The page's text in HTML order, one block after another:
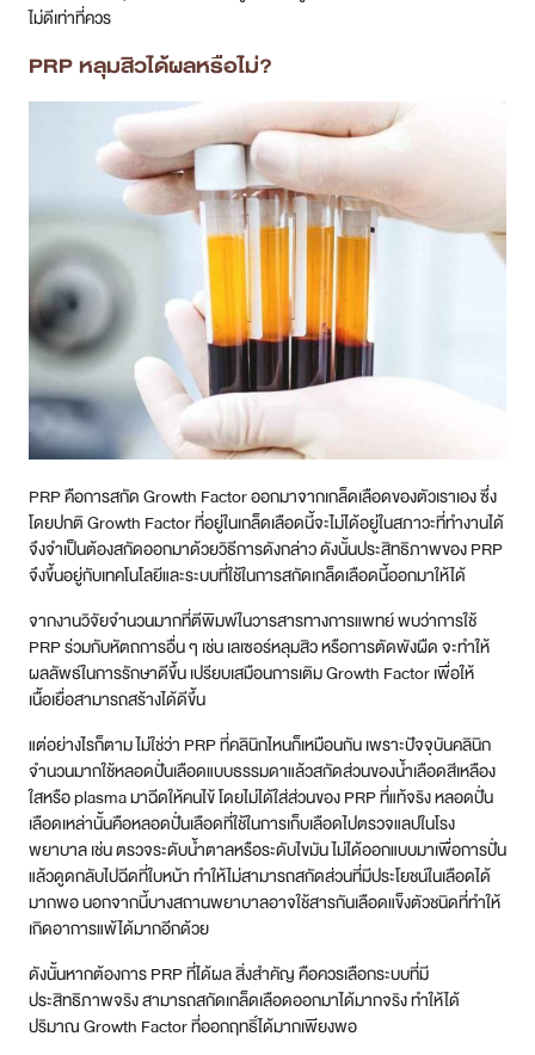
ไม่ดีเท่าที่ควร
PRP หลุมสิวได้ผลหรือไม่?
PRP คือการสกัด Growth Factor ออกมาจากเกล็ดเลือดของตัวเราเอง ซึ่ง
โดยปกติ Growth Factor ที่อยู่ในเกล็ดเลือดนี้จะไม่ได้อยู่ในสภาวะที่ทำงานได้
จึงจำเป็นต้องสกัดออกมาด้วยวิธีการดังกล่าว ดังนั้นประสิทธิภาพของ PRP
จึงขึ้นอยู่กับเทคโนโลยีและระบบที่ใช้ในการสกัดเกล็ดเลือดนี้ออกมาให้ได้
จากงานวิจัยจำนวนมากที่ตีพิมพ์ในวารสารทางการแพทย์ พบว่าการใช้
PRP ร่วมกับหัตถการอื่น ๆ เช่น เลเซอร์หลุมสิว หรือการตัดพังผืด จะทำให้
ผลลัพธ์ในการรักษาดีขึ้น เปรียบเสมือนการเติม Growth Factor เพื่อให้
เนื้อเยื่อสามารถสร้างได้ดีขึ้น
แต่อย่างไรก็ตาม ไม่ใช่ว่า PRP ที่คลินิกไหนก็เหมือนกัน เพราะปัจจุบันคลินิก
จำนวนมากใช้หลอดปั่นเลือดแบบธรรมดาแล้วสกัดส่วนของน้ำเลือดสีเหลือง
ใสหรือ plasma มาฉีดให้คนไข้ โดยไม่ได้ใส่ส่วนของ PRP ที่แท้จริง หลอดปั่น
เลือดเหล่านั้นคือหลอดปั่นเลือดที่ใช้ในการเก็บเลือดไปตรวจแลปในโรง
พยาบาล เช่น ตรวจระดับน้ำตาลหรือระดับไขมัน ไม่ได้ออกแบบมาเพื่อการปั่น
แล้วดูดกลับไปฉีดที่ใบหน้า ทำให้ไม่สามารถสกัดส่วนที่มีประโยชน์ในเลือดได้
มากพอ นอกจากนี้บางสถานพยาบาลอาจใช้สารกันเลือดแข็งตัวชนิดที่ทำให้
เกิดอาการแพ้ได้มากอีกด้วย
ดังนั้นหากต้องการ PRP ที่ได้ผล สิ่งสำคัญ คือควรเลือกระบบที่มี
ประสิทธิภาพจริง สามารถสกัดเกล็ดเลือดออกมาได้มากจริง ทำให้ได้
ปริมาณ Growth Factor ที่ออกฤทธิ์ได้มากเพียงพอ